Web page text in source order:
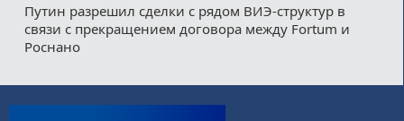
Путин разрешил сделки с рядом ВИЭ-структур в
связи с прекращением договора между Fortum и
Роснано